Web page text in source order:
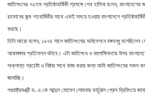
জাতিসংঘের ৭৫তম প্রতিষ্ঠাবার্ষিকী প্রসঙ্গে শেখ হাসিনা বলেন,
রহমানের জন্ম শতবার্ষিকীর সাথে একই সময়ে হওয়ায় বাংলাদেশে
করছে।
তিনি আরো বলেন, ১৯৭৪ সালে জাতিসংঘের অধিবেশনে বঙ্গবন্ধু বলেছিলেন
আকাঙ্ক্ষার প্রতিফলন ঘটাবে। এটা জাতিসংঘ ও বহুপাক্ষিকতার উপর
অক্লান্ত প্রচেষ্টা ও নিষ্ঠার সাথে কাজ করার জন্য আমি জাতিসংঘের সকল
জানাচ্ছি।
পররাষ্ট্রমন্ত্রী ড. এ কে আব্দুল মোমেন সোমবার ভার্চুয়াল প্রেস ব্রিফিংয়ে